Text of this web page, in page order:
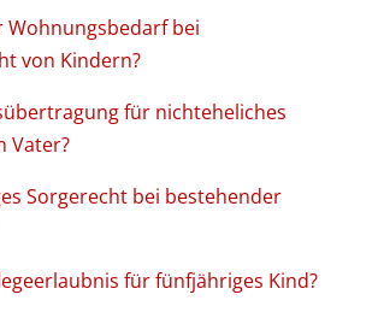
Wohnungsbedarf bei
von Kindern?
für nichteheliches
Vater?
Sorgerecht bei bestehender
für fünfjähriges Kind?